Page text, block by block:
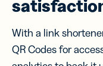
With a link
QR Codes for